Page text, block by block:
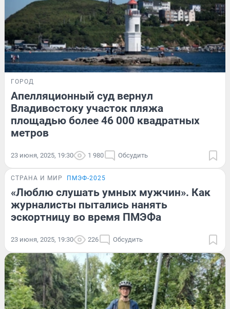
ГОРОД
Апелляционный суд вернул
Владивостоку участок пляжа
площадью более 46 000 квадратных
метров
23 июня, 2025, 19:30 1 980 Обсудить
СТРАНА И МИР ПМЭФ-2025
«Люблю слушать умных мужчин». Как
журналисты пытались нанять
эскортницу во время ПМЭФа
23 июня, 2025, 19:30 226 Обсудить